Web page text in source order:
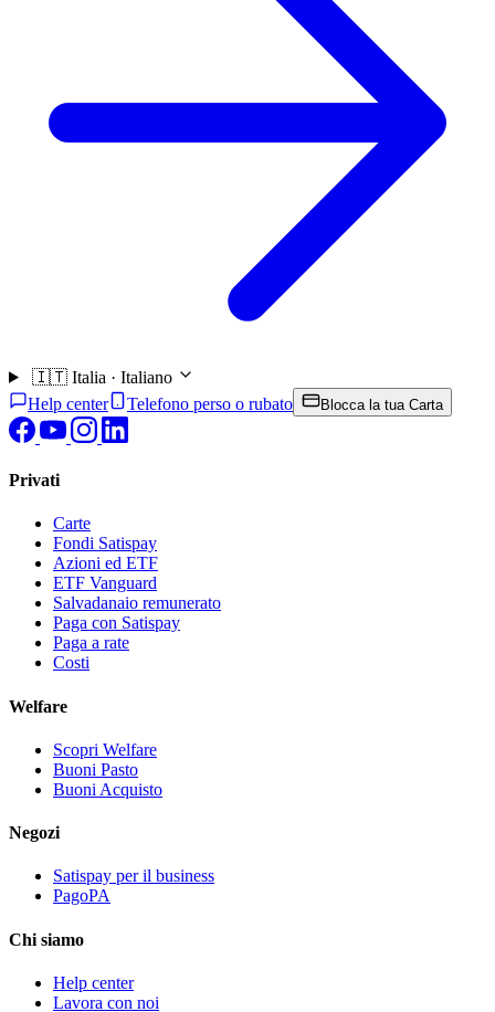
🇮🇹 Italia · Italiano
Help center
Telefono perso o rubato Blocca la tua Carta
Privati
Carte
Fondi Satispay
Azioni ed ETF
ETF Vanguard
Salvadanaio remunerato
Paga con Satispay
Paga a rate
Costi
Welfare
Scopri Welfare
Buoni Pasto
Buoni Acquisto
Negozi
Satispay per il business
PagoPA
Chi siamo
Help center
Lavora con noi